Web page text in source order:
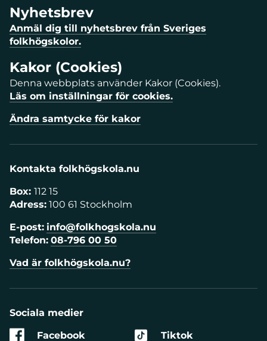
Nyhetsbrev
Anmäl dig till nyhetsbrev från Sveriges
folkhögskolor.
Kakor (Cookies)
Denna webbplats använder Kakor (Cookies).
Läs om inställningar för cookies.
Ändra samtycke för kakor
Kontakta folkhögskola.nu
Box: 112 15
Adress: 100 61 Stockholm
E-post: info@folkhogskola.nu
Telefon: 08-796 00 50
Vad är folkhögskola.nu?
Sociala medier
Facebook
Tiktok